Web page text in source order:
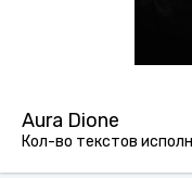
Aura Dione
Кол-во текстов